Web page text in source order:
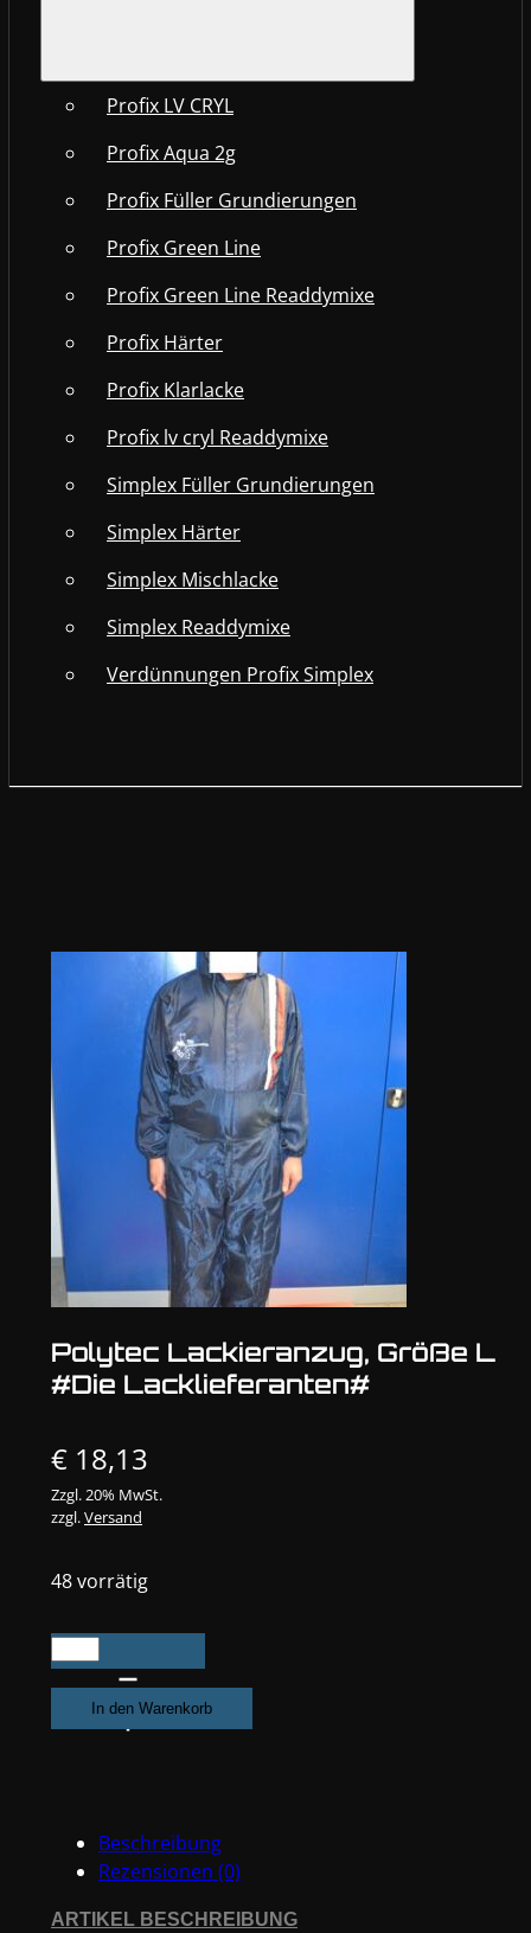
Profix LV CRYL
Profix Aqua 2g
Profix Füller Grundierungen
Profix Green Line
Profix Green Line Readdymixe
Profix Härter
Profix Klarlacke
Profix lv cryl Readdymixe
Simplex Füller Grundierungen
Simplex Härter
Simplex Mischlacke
Simplex Readdymixe
Verdünnungen Profix Simplex
Polytec Lackieranzug, Größe L
#Die Lacklieferanten#
€ 18,13
Zzgl. 20% MwSt.
zzgl.Versand
48 vorrätig
Polytec
Lackieranzug,
Größe
L
In den Warenkorb
Beschreibung
Rezensionen (0)
ARTIKEL BESCHREIBUNG